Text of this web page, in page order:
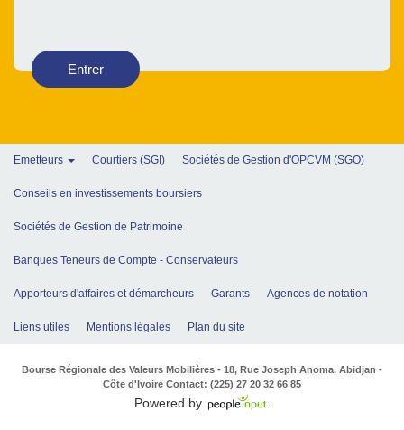
Entrer
Emetteurs Courtiers (SGI) Sociétés de Gestion d'OPCVM (SGO)
Conseils en investissements boursiers
Sociétés de Gestion de Patrimoine
Banques Teneurs de Compte - Conservateurs
Apporteurs d'affaires et démarcheurs Garants Agences de notation
Liens utiles Mentions légales Plan du site
Bourse Régionale des Valeurs Mobilières - 18, Rue Joseph Anoma. Abidjan -
Côte d'Ivoire Contact: (225) 27 20 32 66 85
Powered by